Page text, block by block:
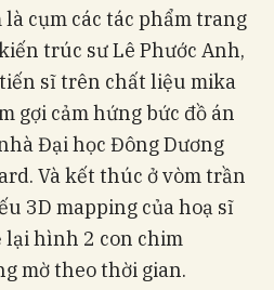
cụm các tác phẩm trang
trúc sư Lê Phước Anh,
sĩ trên chất liệu mika
gợi cảm hứng bức đồ án
Đại học Đông Dương
Và kết thúc ở vòm trần
3D mapping của hoạ sĩ
lại hình 2 con chim
mờ theo thời gian.